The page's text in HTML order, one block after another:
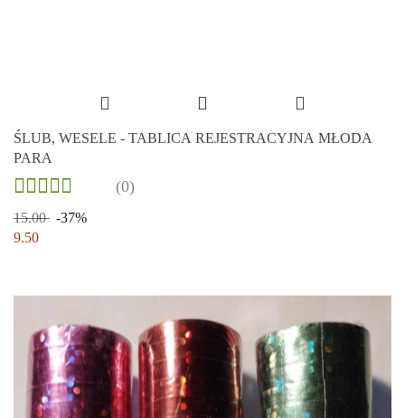
ŚLUB, WESELE - TABLICA REJESTRACYJNA MŁODA
PARA
(0)
15.00
-37%
9.50